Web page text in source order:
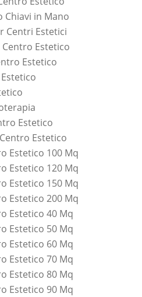
Chiavi in Mano
Centri Estetici
Estetico
Estetico
Estetico
Estetico
Estetico 100 Mq
Estetico 120 Mq
Estetico 150 Mq
Estetico 200 Mq
Estetico 40 Mq
Estetico 50 Mq
Estetico 60 Mq
Estetico 70 Mq
Estetico 80 Mq
Estetico 90 Mq